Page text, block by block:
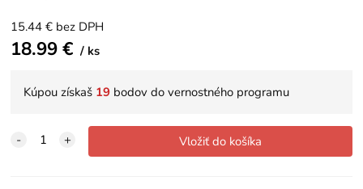
15.44 € bez DPH
18.99€ ks
Kúpou získaš 19 bodov do vernostného programu